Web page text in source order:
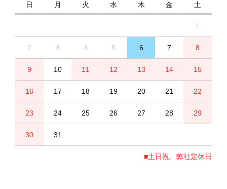
日
月 火 水 木 金 土
1
2 3 4 5 6 7 8
9 10 11 12 13 14 15
16 17 18 19 20 21 22
23 24 25 26 27 28 29
30 31
■土日祝、弊社定休日